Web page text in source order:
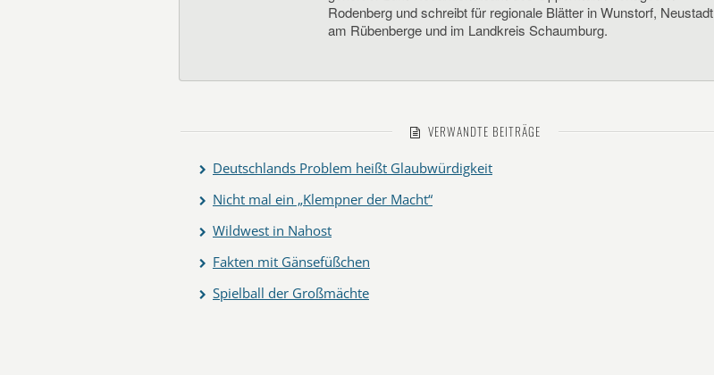
Rodenberg und schreibt für regionale Blätter in Wunstorf, Neustadt
am Rübenberge und im Landkreis Schaumburg.
VERWANDTE BEITRÄGE
Deutschlands Problem heißt Glaubwürdigkeit
Nicht mal ein „Klempner der Macht“
Wildwest in Nahost
Fakten mit Gänsefüßchen
Spielball der Großmächte